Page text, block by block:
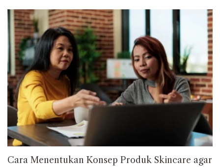
Cara Menentukan Konsep Produk Skincare agar